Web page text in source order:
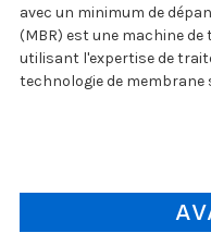
avec un minimum de
(MBR) est une machine
utilisant l'expertise de
technologie de membrane